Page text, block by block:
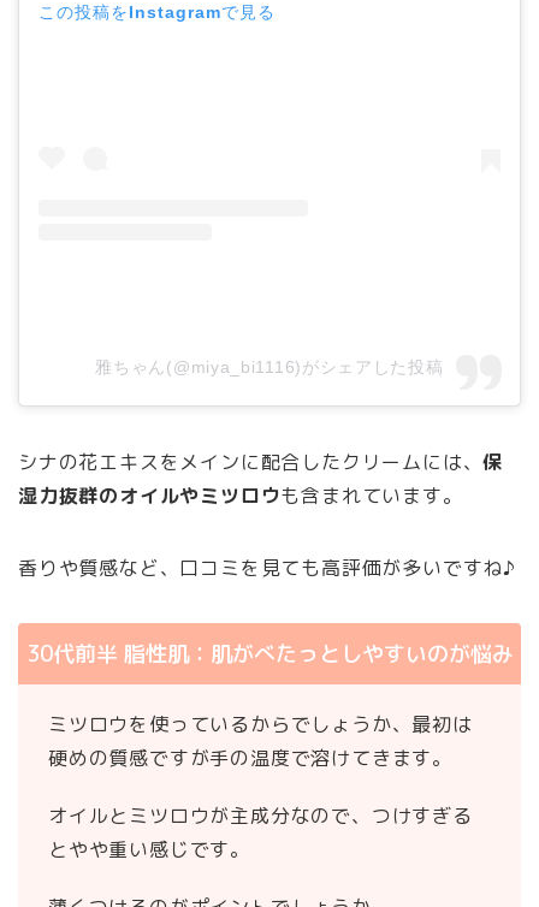
この投稿をInstagramで見る
雅ちゃん(@miya_bi1116)がシェアした投稿
シナの花エキスをメインに配合したクリームには、保
湿力抜群のオイルやミツロウも含まれています。
香りや質感など、口コミを見ても高評価が多いですね♪
30代前半 脂性肌：肌がべたっとしやすいのが悩み
ミツロウを使っているからでしょうか、最初は
硬めの質感ですが手の温度で溶けてきます。
オイルとミツロウが主成分なので、つけすぎる
とやや重い感じです。